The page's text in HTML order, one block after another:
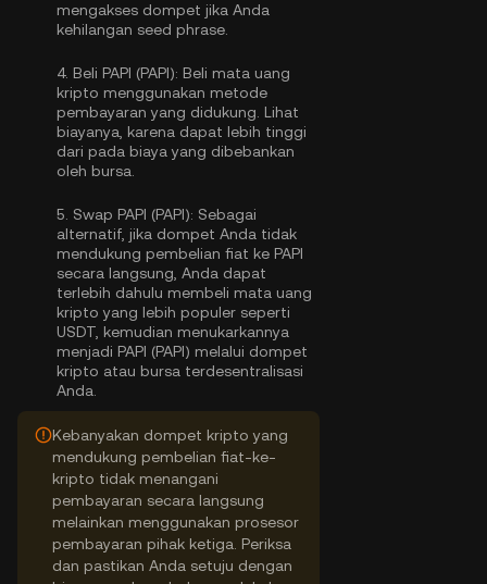
mengakses dompet jika Anda
kehilangan seed phrase.
4. Beli PAPI (PAPI): Beli mata uang
kripto menggunakan metode
pembayaran yang didukung. Lihat
biayanya, karena dapat lebih tinggi
dari pada biaya yang dibebankan
oleh bursa.
5. Swap PAPI (PAPI): Sebagai
alternatif, jika dompet Anda tidak
mendukung pembelian fiat ke PAPI
secara langsung, Anda dapat
terlebih dahulu membeli mata uang
kripto yang lebih populer seperti
USDT, kemudian menukarkannya
menjadi PAPI (PAPI) melalui dompet
kripto atau bursa terdesentralisasi
Anda.
Kebanyakan dompet kripto yang
mendukung pembelian fiat-ke-
kripto tidak menangani
pembayaran secara langsung
melainkan menggunakan prosesor
pembayaran pihak ketiga. Periksa
dan pastikan Anda setuju dengan